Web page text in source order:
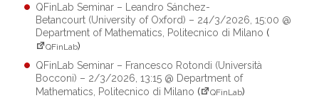
QFinLab Seminar – Leandro Sánchez-
Betancourt (University of Oxford) – 24/3/2026, 15:00 @
Department of Mathematics, Politecnico di Milano (
QFinLab)
QFinLab Seminar – Francesco Rotondi (Università
Bocconi) – 2/3/2026, 13:15 @ Department of
Mathematics, Politecnico di Milano ( QFinLab)